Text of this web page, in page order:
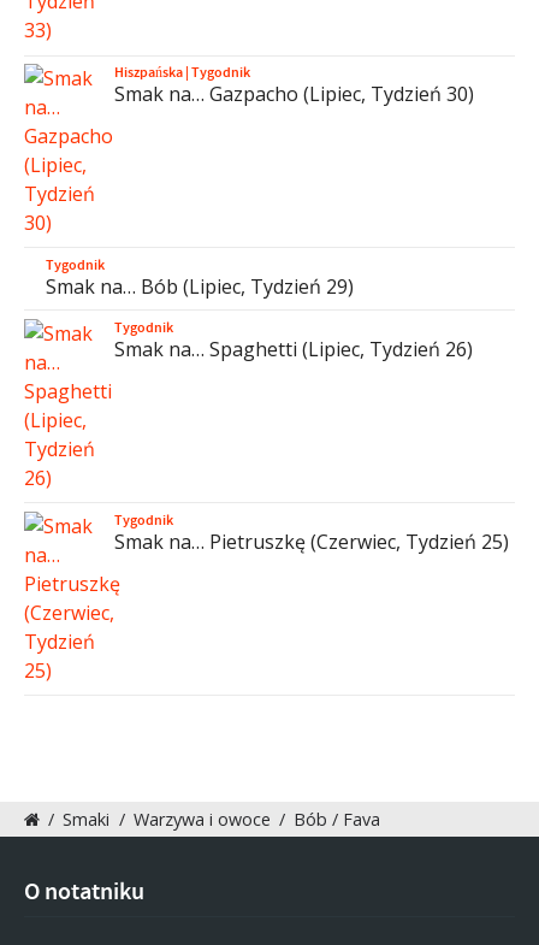
Hiszpańska|Tygodnik
Smak na… Gazpacho (Lipiec, Tydzień 30)
Tygodnik
Smak na… Bób (Lipiec, Tydzień 29)
Tygodnik
Smak na… Spaghetti (Lipiec, Tydzień 26)
Tygodnik
Smak na… Pietruszkę (Czerwiec, Tydzień 25)
/ Smaki / Warzywa i owoce / Bób / Fava
O notatniku